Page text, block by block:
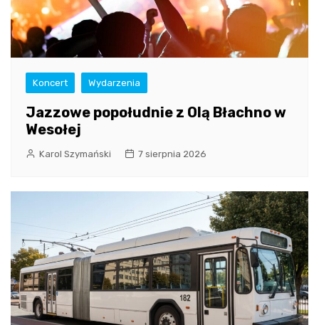
Koncert Wydarzenia
Jazzowe popołudnie z Olą Błachno w
Wesołej
Karol Szymański 7 sierpnia 2026